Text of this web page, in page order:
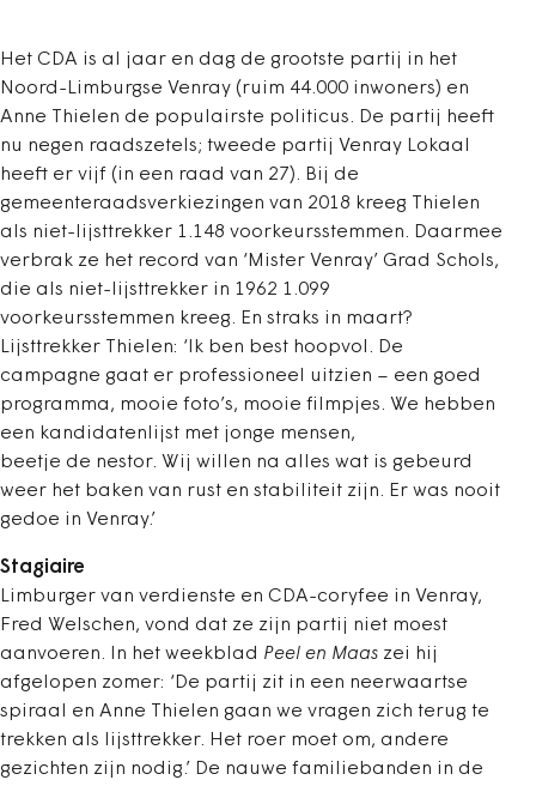
Het CDA is al jaar en dag de grootste partij in het
Noord-Limburgse Venray (ruim 44.000 inwoners) en
Anne Thielen de populairste politicus. De partij heeft
nu negen raadszetels; tweede partij Venray Lokaal
heeft er vijf (in een raad van 27). Bij de
gemeenteraadsverkiezingen van 2018 kreeg Thielen
als niet-lijsttrekker 1.148 voorkeursstemmen. Daarmee
verbrak ze het record van ‘Mister Venray’ Grad Schols,
die als niet-lijsttrekker in 1962 1.099
voorkeursstemmen kreeg. En straks in maart?
Lijsttrekker Thielen: ‘Ik ben best hoopvol. De
campagne gaat er professioneel uitzien – een goed
programma, mooie foto’s, mooie filmpjes. We hebben
een kandidatenlijst met jonge mensen,
beetje de nestor. Wij willen na alles wat is gebeurd
weer het baken van rust en stabiliteit zijn. Er was nooit
gedoe in Venray.’
Stagiaire
Limburger van verdienste en CDA-coryfee in Venray,
Fred Welschen, vond dat ze zijn partij niet moest
aanvoeren. In het weekblad Peel en Maas zei hij
afgelopen zomer: ‘De partij zit in een neerwaartse
spiraal en Anne Thielen gaan we vragen zich terug te
trekken als lijsttrekker. Het roer moet om, andere
gezichten zijn nodig.’ De nauwe familiebanden in de